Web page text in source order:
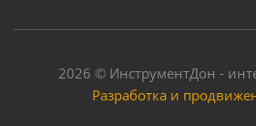
2026 © ИнструментДон -
Разработка и